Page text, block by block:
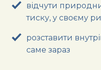
відчути
тиску, у своєму
розставити
саме зараз